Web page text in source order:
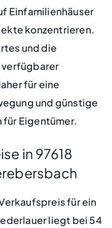
Einfamilienhäuser
konzentrieren.
und die
verfügbarer
für eine
und günstige
Eigentümer.
in 97618
für ein
liegt bei 54